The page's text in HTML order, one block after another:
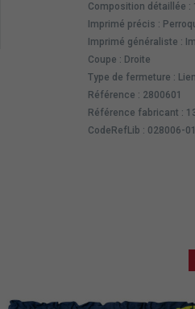
Composition détaillée :
Imprimé précis :
Imprimé généraliste :
Coupe : Droite
Type de fermeture : Lien
Référence : 2800601
Référence fabricant :
CodeRefLib : 028006-01